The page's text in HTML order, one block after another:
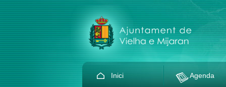
Inici Agenda